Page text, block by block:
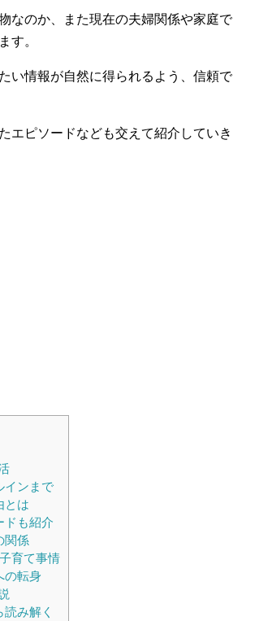
なのか、また現在の夫婦関係や家庭で
す。
い情報が自然に得られるよう、信頼で
エピソードなども交えて紹介していき
インまで
とは
ドも紹介
関係
育て事情
の転身
み解く